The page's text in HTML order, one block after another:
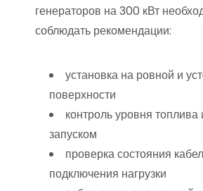
генераторов на 300 кВт
соблюдать рекомендации:
установка на ровной и
поверхности
контроль уровня
запуском
проверка состояния
подключения нагрузки